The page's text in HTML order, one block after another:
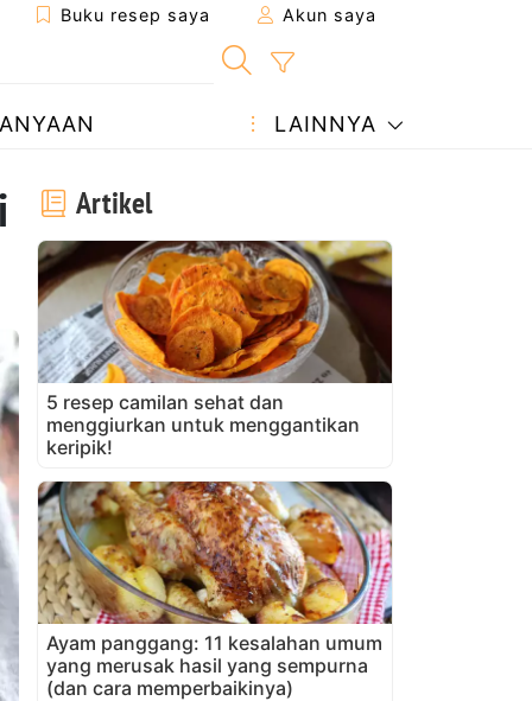
Buku resep saya Akun saya
LAINNYA
Artikel
5 resep camilan sehat dan
menggiurkan untuk menggantikan
keripik!
Ayam panggang: 11 kesalahan umum
yang merusak hasil yang sempurna
(dan cara memperbaikinya)